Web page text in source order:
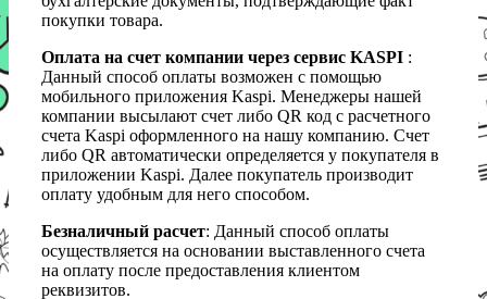
покупки товара.
Оплата на счет компании через сервис KASPI :
Данный способ оплаты возможен с помощью
мобильного приложения Kaspi. Менеджеры нашей
компании высылают счет либо QR код с расчетного
счета Kaspi оформленного на нашу компанию. Счет
либо QR автоматически определяется у покупателя в
приложении Kaspi. Далее покупатель производит
оплату удобным для него способом.
Безналичный расчет: Данный способ оплаты
осуществляется на основании выставленного счета
на оплату после предоставления клиентом
реквизитов.